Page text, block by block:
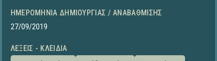
ΗΜΕΡΟΜΗΝΊΑ ΔΗΜΙΟΥΡΓΊΑΣ / ΑΝΑΒΆΘΜΙΣΗΣ
27/09/2019
ΛΈΞΕΙΣ - ΚΛΕΙΔΙΆ